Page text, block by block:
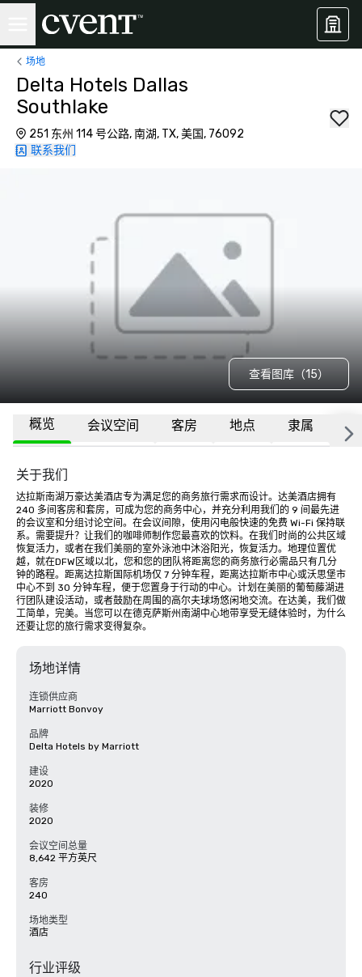
场地
Delta Hotels Dallas
Southlake
251 东州 114 号公路, 南湖, TX, 美国, 76092
联系我们
查看图库（15）
概览 会议空间 客房 地点 隶属 更
关于我们
达拉斯南湖万豪达美酒店专为满足您的商务旅行需求而设计。达美酒店拥有
240 多间客房和套房，可成为您的商务中心，并充分利用我们的 9 间最先进
的会议室和分组讨论空间。在会议间隙，使用闪电般快速的免费 Wi-Fi 保持联
系。需要提升？让我们的咖啡师制作您最喜欢的饮料。在我们时尚的公共区域
恢复活力，或者在我们美丽的室外泳池中沐浴阳光，恢复活力。地理位置优
越，就在DFW区域以北，您和您的团队将距离您的商务旅行必需品只有几分
钟的路程。距离达拉斯国际机场仅 7 分钟车程，距离达拉斯市中心或沃思堡市
中心不到 30 分钟车程，便于您置身于行动的中心。计划在美丽的葡萄藤湖进
行团队建设活动，或者鼓励在周围的高尔夫球场悠闲地交流。在达美，我们做
工简单，完美。当您可以在德克萨斯州南湖中心地带享受无缝体验时，为什么
还要让您的旅行需求变得复杂。
场地详情
连锁供应商
Marriott Bonvoy
品牌
Delta Hotels by Marriott
建设
2020
装修
2020
会议空间总量
8,642 平方英尺
客房
240
场地类型
酒店
行业评级